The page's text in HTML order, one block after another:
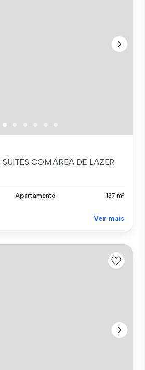
SUITÉS COM ÁREA DE LAZER
Apartamento 137 m²
Ver mais